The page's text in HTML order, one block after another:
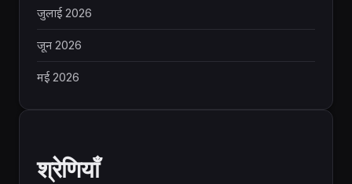
जुलाई 2026
जून 2026
मई 2026
श्रेणियाँ